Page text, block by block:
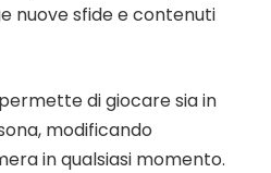
nuove sfide e contenuti
di giocare sia in
modificando
in qualsiasi momento.